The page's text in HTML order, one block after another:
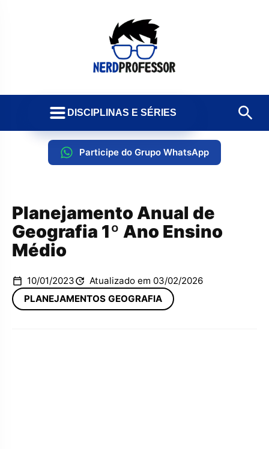
DISCIPLINAS E SÉRIES
Participe do Grupo WhatsApp
Planejamento Anual de
Geografia 1º Ano Ensino
Médio
10/01/2023
Atualizado em 03/02/2026
PLANEJAMENTOS GEOGRAFIA